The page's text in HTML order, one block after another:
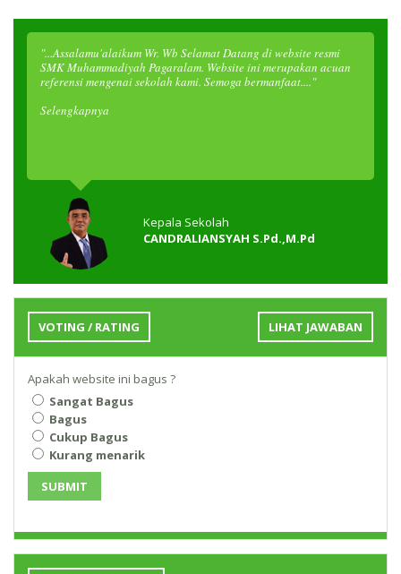
"...Assalamu'alaikum Wr. Wb Selamat Datang di website resmi
SMK Muhammadiyah Pagaralam. Website ini merupakan acuan
referensi mengenai sekolah kami. Semoga bermanfaat...."
Selengkapnya
Kepala Sekolah
CANDRALIANSYAH S.Pd.,M.Pd
VOTING / RATING LIHAT JAWABAN
Apakah website ini bagus ?
Sangat Bagus
Bagus
Cukup Bagus
Kurang menarik
SUBMIT